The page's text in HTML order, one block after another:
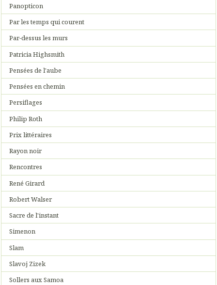
Panopticon
Par les temps qui courent
Par-dessus les murs
Patricia Highsmith
Pensées de l'aube
Pensées en chemin
Persiflages
Philip Roth
Prix littéraires
Rayon noir
Rencontres
René Girard
Robert Walser
Sacre de l'instant
Simenon
Slam
Slavoj Zizek
Sollers aux Samoa